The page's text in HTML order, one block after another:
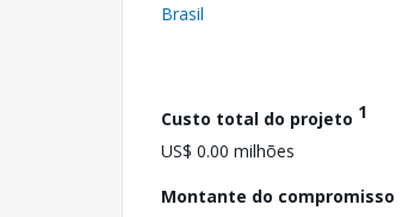
Brasil
Custo total do projeto 1
US$ 0.00 milhões
Montante do compromisso